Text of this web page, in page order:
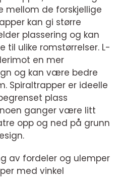
mellom de forskjellige
kan gi større
plassering og kan
ulike romstørrelser. L-
en mer
og kan være bedre
Spiraltrapper er ideelle
plass
ganger være litt
opp og ned på grunn
av fordeler og ulemper
med vinkel